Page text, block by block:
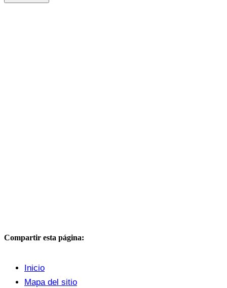
Compartir esta página:
Inicio
Mapa del sitio